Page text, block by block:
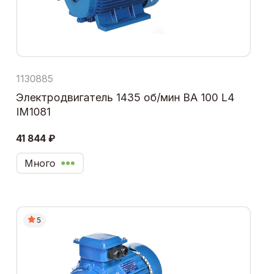
1130885
Электродвигатель 1435 об/мин ВА 100 L4
IM1081
41 844 ₽
Много
5